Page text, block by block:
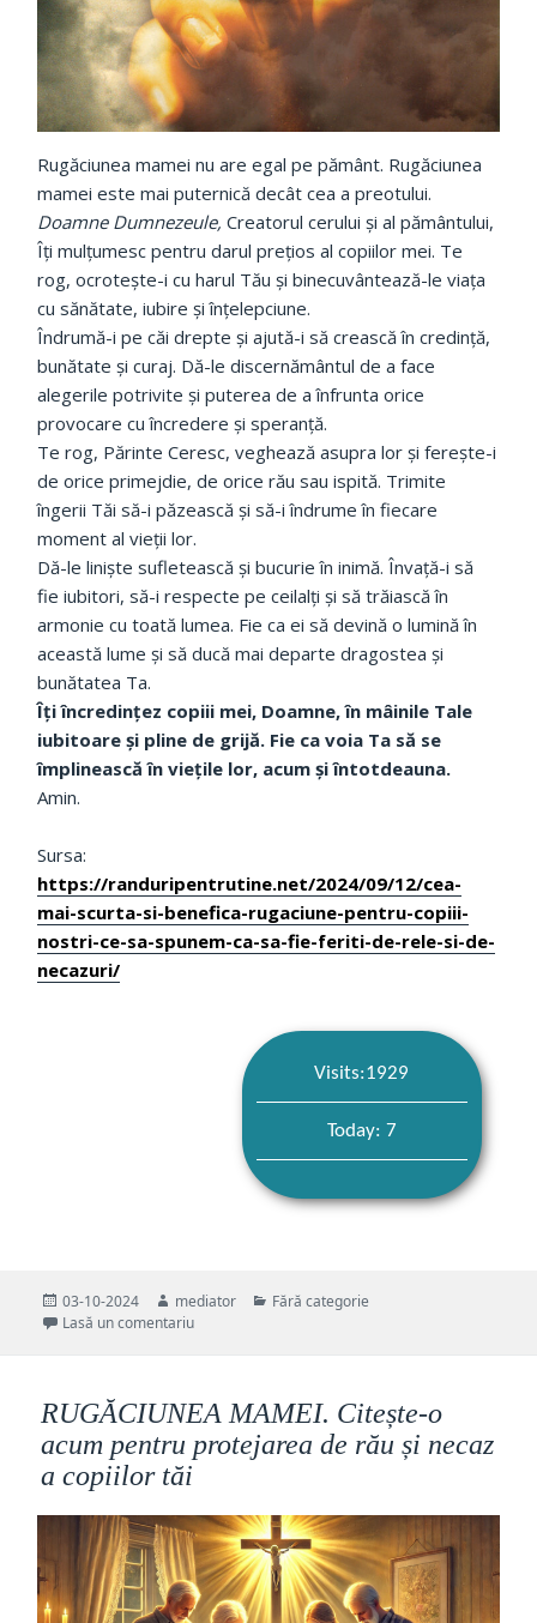
Rugăciunea mamei nu are egal pe pământ. Rugăciunea
mamei este mai puternică decât cea a preotului.
Doamne Dumnezeule, Creatorul cerului și al pământului,
Îți mulțumesc pentru darul prețios al copiilor mei. Te
rog, ocrotește-i cu harul Tău și binecuvântează-le viața
cu sănătate, iubire și înțelepciune.
Îndrumă-i pe căi drepte și ajută-i să crească în credință,
bunătate și curaj. Dă-le discernământul de a face
alegerile potrivite și puterea de a înfrunta orice
provocare cu încredere și speranță.
Te rog, Părinte Ceresc, veghează asupra lor și ferește-i
de orice primejdie, de orice rău sau ispită. Trimite
îngerii Tăi să-i păzească și să-i îndrume în fiecare
moment al vieții lor.
Dă-le liniște sufletească și bucurie în inimă. Învață-i să
fie iubitori, să-i respecte pe ceilalți și să trăiască în
armonie cu toată lumea. Fie ca ei să devină o lumină în
această lume și să ducă mai departe dragostea și
bunătatea Ta.
Îți încredințez copiii mei, Doamne, în mâinile Tale
iubitoare și pline de grijă. Fie ca voia Ta să se
împlinească în viețile lor, acum și întotdeauna.
Amin.
Sursa:
https://randuripentrutine.net/2024/09/12/cea-
mai-scurta-si-benefica-rugaciune-pentru-copiii-
nostri-ce-sa-spunem-ca-sa-fie-feriti-de-rele-si-de-
necazuri/
Visits:1929
Today: 7
Publicat
pe
03-10-2024 Autor
mediator Categorii
Fără categorie
Lasă un comentariula Cea mai scurtă și benefică rugăciune pentru
RUGĂCIUNEA MAMEI. Citește-o
acum pentru protejarea de rău și necaz
a copiilor tăi